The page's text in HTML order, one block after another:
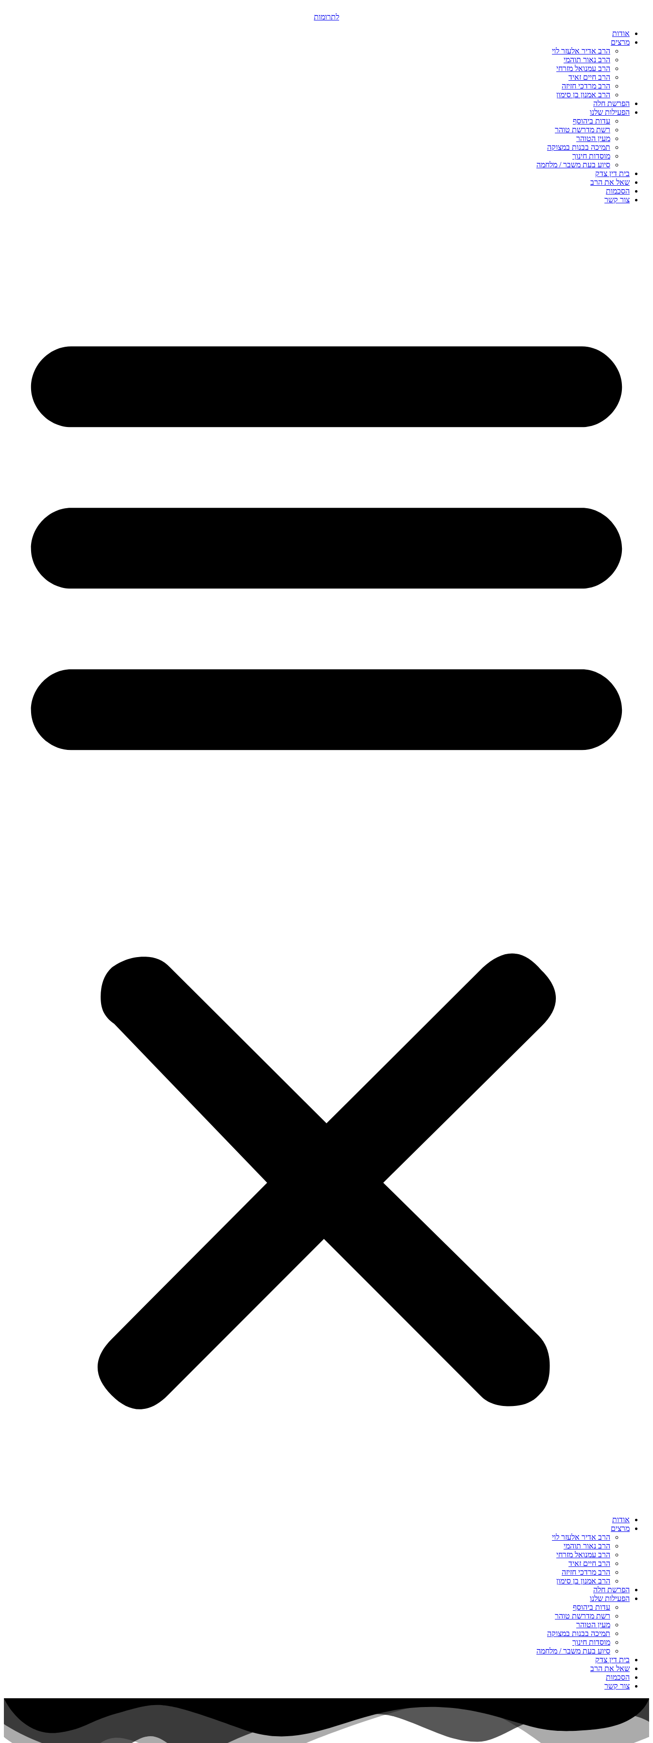
לתרומות
אודות
מרצים
הרב אדיר אלעזר לוי
הרב נאור תוהמי
הרב עמנואל מזרחי
הרב חיים זאיד
הרב מרדכי חזיזה
הרב אמנון בן סימון
הפרשת חלה
הפעילות שלנו
עדות ביהוסף
רשת מדרשת טוהר
מעין הטוהר
תמיכה בבנות במצוקה
מוסדות חינוך
סיוע בעת משבר / מלחמה
בית דין צדק
שאל את הרב
הסכמות
צור קשר
אודות
מרצים
הרב אדיר אלעזר לוי
הרב נאור תוהמי
הרב עמנואל מזרחי
הרב חיים זאיד
הרב מרדכי חזיזה
הרב אמנון בן סימון
הפרשת חלה
הפעילות שלנו
עדות ביהוסף
רשת מדרשת טוהר
מעין הטוהר
תמיכה בבנות במצוקה
מוסדות חינוך
סיוע בעת משבר / מלחמה
בית דין צדק
שאל את הרב
הסכמות
צור קשר